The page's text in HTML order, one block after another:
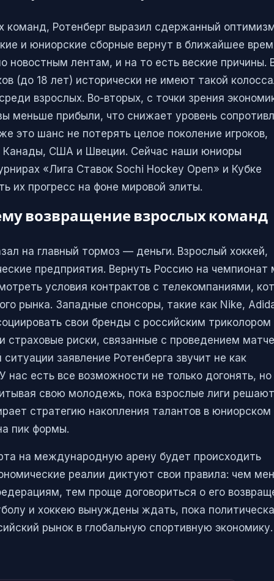
Ротенберг выразил сдержанный
и юниорские сборные вернут в ближайшее
новостным лентам, и на то есть веские причины.
(до 18 лет) исторически не имеют такой
взрослых. Во-вторых, с точки зрения
меньше прибыли, что снижает уровень
это шанс не потерять целое поколение игроков,
Канады, США и Швеции. Сейчас наши юниоры
«Лига Ставок Sochi Hockey Open» и Кубке
их прогресс на фоне мировой элиты.
возвращение взрослых команд
на главный тормоз — деньги. Взрослый хоккей,
предприятия. Вернуть Россию на чемпионат
условия контрактов с телекомпаниями,
рынка. Западные спонсоры, такие как Nike,
свои бренды с российским триколором
страховые риски, связанные с проведением
заявление Ротенберга звучит не как
есть все возможности не только догонять, но
свою молодежь, пока взрослые лиги решают
стратегию накопления талантов в юниорском
пик формы.
на международную арену будет происходить
реалии диктуют свои правила: чем
тем проще договориться о его
и хоккею вынуждены ждать, пока
рынок в глобальную спортивную экономику.